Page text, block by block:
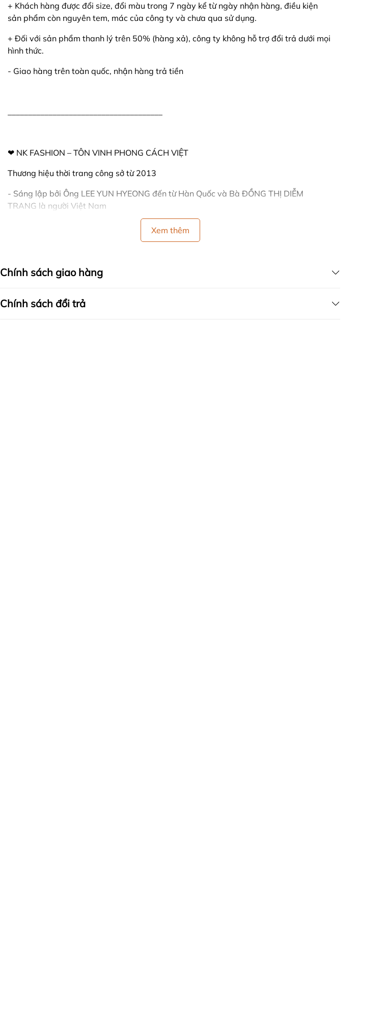
+ Khách hàng được đổi size, đổi màu trong 7 ngày kể từ ngày nhận hàng, điều kiện
sản phẩm còn nguyên tem, mác của công ty và chưa qua sử dụng.
+ Đối với sản phẩm thanh lý trên 50% (hàng xả), công ty không hỗ trợ đổi trả dưới mọi
hình thức.
- Giao hàng trên toàn quốc, nhận hàng trả tiền
❤ NK FASHION – TÔN VINH PHONG CÁCH VIỆT
Thương hiệu thời trang công sở từ 2013
- Sáng lập bởi Ông LEE YUN HYEONG đến từ Hàn Quốc và Bà ĐỒNG THỊ DIỄM
TRANG là người Việt Nam
- Sau gần 11 năm hoạt động công ty đã có:
+ Hơn 30 đại lí phân phối độc quyền
+ NK sẽ phủ sóng các showrooms trong nước
Xem thêm
Chính sách giao hàng
Chính sách đổi trả